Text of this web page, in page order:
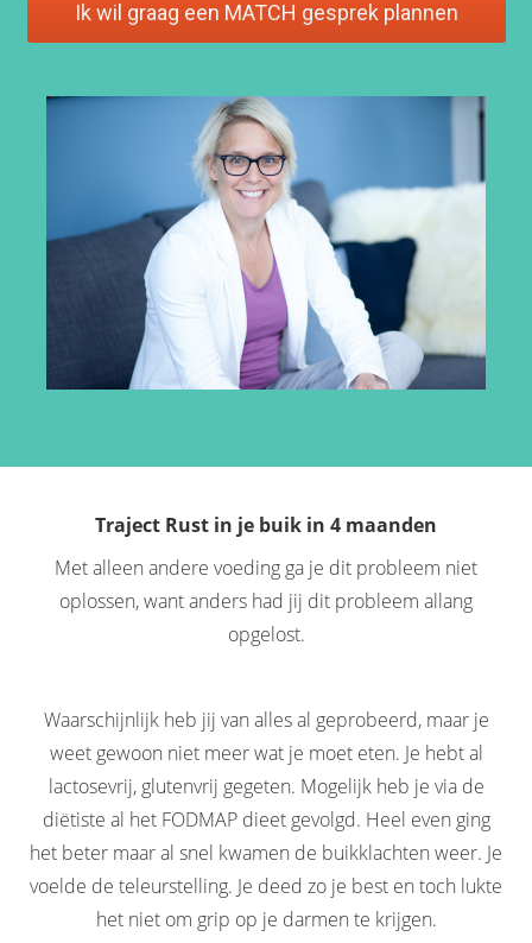
Ik wil graag een MATCH gesprek plannen
Traject Rust in je buik in 4 maanden
Met alleen andere voeding ga je dit probleem niet
oplossen, want anders had jij dit probleem allang
opgelost.
Waarschijnlijk heb jij van alles al geprobeerd, maar je
weet gewoon niet meer wat je moet eten. Je hebt al
lactosevrij, glutenvrij gegeten. Mogelijk heb je via de
diëtiste al het FODMAP dieet gevolgd. Heel even ging
het beter maar al snel kwamen de buikklachten weer. Je
voelde de teleurstelling. Je deed zo je best en toch lukte
het niet om grip op je darmen te krijgen.